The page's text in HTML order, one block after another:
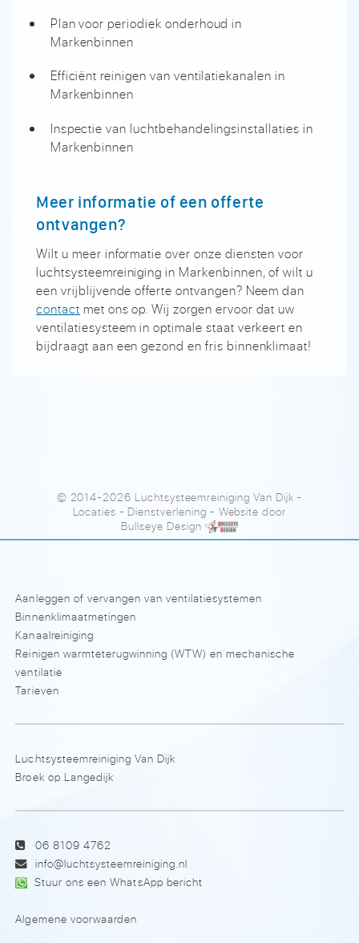
Plan voor periodiek onderhoud in
Markenbinnen
Efficiënt reinigen van ventilatiekanalen in
Markenbinnen
Inspectie van luchtbehandelingsinstallaties in
Markenbinnen
Meer informatie of een offerte
ontvangen?
Wilt u meer informatie over onze diensten voor
luchtsysteemreiniging in Markenbinnen, of wilt u
een vrijblijvende offerte ontvangen? Neem dan
contact met ons op. Wij zorgen ervoor dat uw
ventilatiesysteem in optimale staat verkeert en
bijdraagt aan een gezond en fris binnenklimaat!
© 2014-2026 Luchtsysteemreiniging Van Dijk-
Locaties - Dienstverlening - Website door
Bullseye Design
Aanleggen of vervangen van ventilatiesystemen
Binnenklimaatmetingen
Kanaalreiniging
Reinigen warmteterugwinning (WTW) en mechanische
ventilatie
Tarieven
Luchtsysteemreiniging Van Dijk
Broek op Langedijk
06 8109 4762
info@luchtsysteemreiniging.nl
Stuur ons een WhatsApp bericht
Algemene voorwaarden